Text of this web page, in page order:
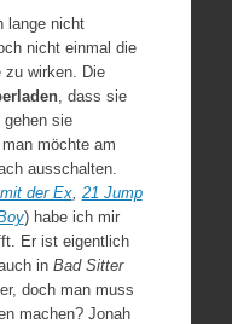
lange nicht
nicht einmal die
zu wirken. Die
, dass sie
sie
möchte am
ausschalten.
der Ex, 21 Jump
) habe ich mir
Er ist eigentlich
in Bad Sitter
doch man muss
machen? Jonah